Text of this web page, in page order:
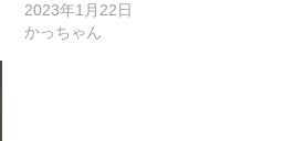
2023年1月22日
かっちゃん